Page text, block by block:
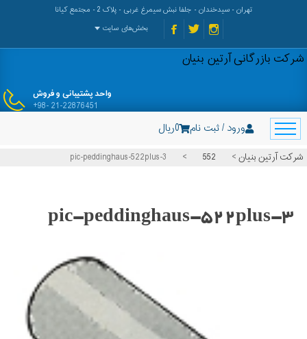
تهران - سیدخندان - جلفا نبش سیمرغ غربی - پلاک 2 - مجتمع کیانا
بخش‌های سایت
شرکت بازرگانی آرتین بنیان
واحد پشتیبانی و فروش
+98- 21-22876451
ورود / ثبت نام 0ریال
شرکت آرتین بنیان>
552
>
pic-peddinghaus-522plus-3
pic-peddinghaus-522plus-3